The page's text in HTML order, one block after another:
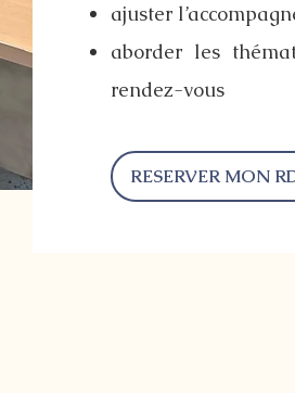
ajuster
aborder les
rendez-vous
RESERVER MON